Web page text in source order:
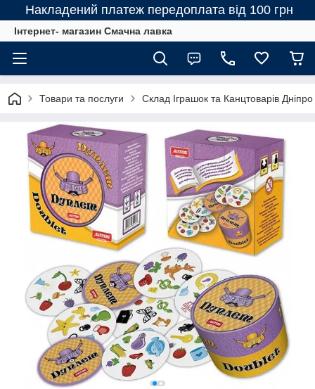
Накладений платеж передоплата від 100 грн
Інтернет- магазин Смачна лавка
Товари та послуги Склад Іграшок та Канцтоварів Дніпро